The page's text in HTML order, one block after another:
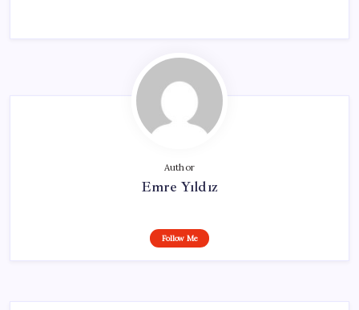
Author
Emre Yıldız
Follow Me